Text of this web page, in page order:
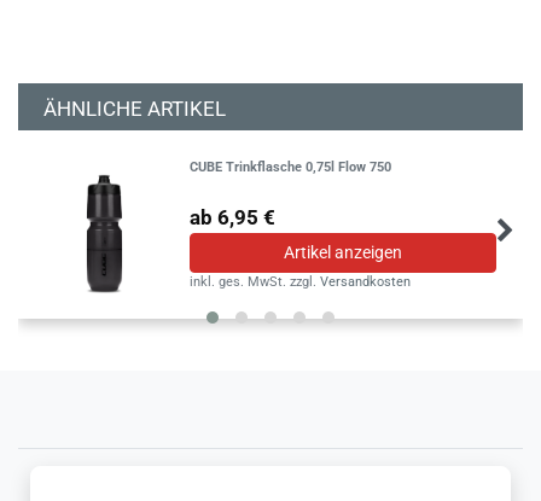
ÄHNLICHE ARTIKEL
CUBE Trinkflasche 0,75l Flow 750
ab 6,95 €
Artikel anzeigen
inkl. ges. MwSt. zzgl.Versandkosten